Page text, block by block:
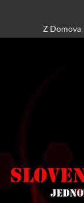
content
Z Domova